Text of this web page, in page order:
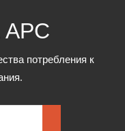
потребления к